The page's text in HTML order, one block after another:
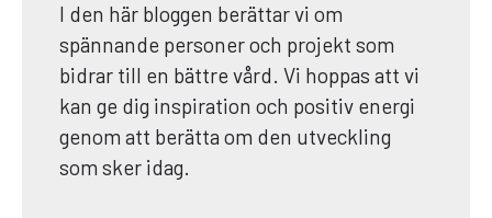
I den här bloggen berättar vi om
spännande personer och projekt som
bidrar till en bättre vård. Vi hoppas att vi
kan ge dig inspiration och positiv energi
genom att berätta om den utveckling
som sker idag.